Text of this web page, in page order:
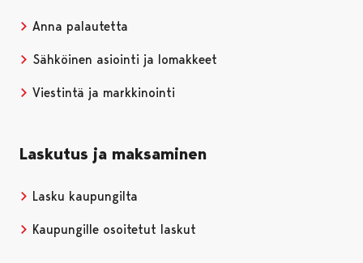
Anna palautetta
Sähköinen asiointi ja lomakkeet
Viestintä ja markkinointi
Laskutus ja maksaminen
Lasku kaupungilta
Kaupungille osoitetut laskut